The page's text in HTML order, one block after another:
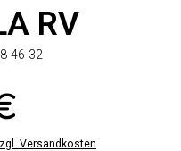
RV
46-32
Versandkosten